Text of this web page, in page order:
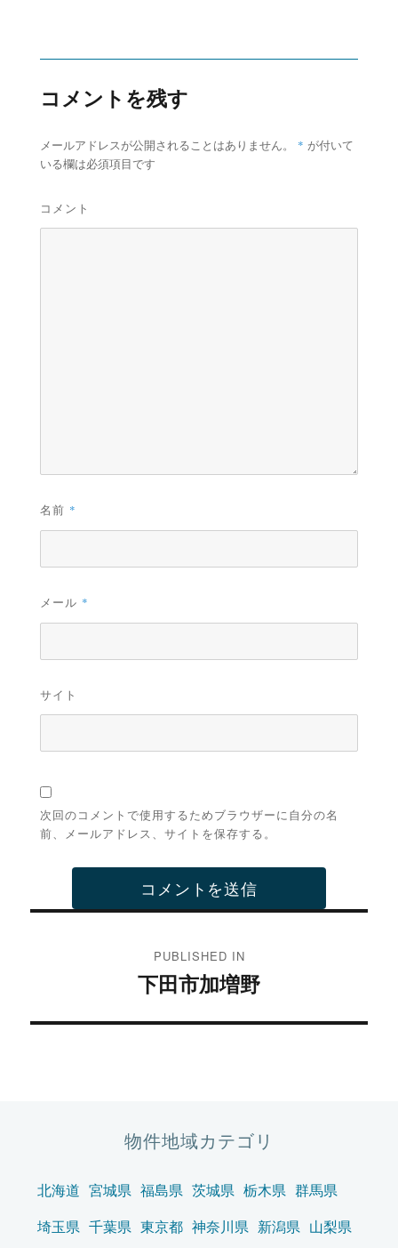
コメントを残す
メールアドレスが公開されることはありません。 * が付いて
いる欄は必須項目です
コメント
名前 *
メール *
サイト
次回のコメントで使用するためブラウザーに自分の名
前、メールアドレス、サイトを保存する。
ビ
ン
PUBLISHED IN
下田市加増野
物件地域カテゴリ
北海道 宮城県 福島県 茨城県 栃木県 群馬県
埼玉県 千葉県 東京都 神奈川県 新潟県 山梨県